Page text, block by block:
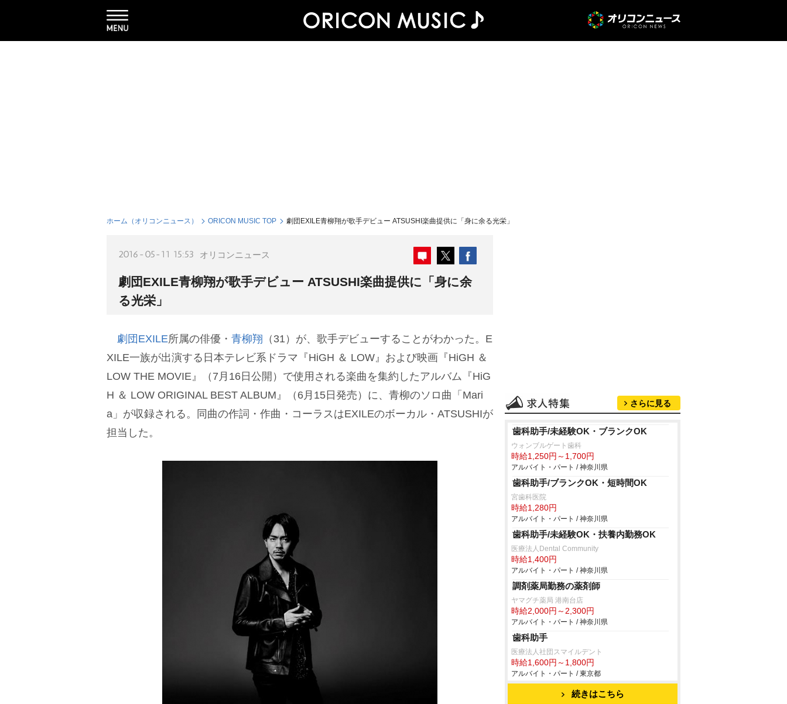
ホーム（オリコンニュース） ORICON MUSIC TOP 劇団EXILE青柳翔が歌手デビュー ATSUSHI楽曲提供に「身に余る光栄」
2016-05-11 15:53 オリコンニュース
劇団EXILE青柳翔が歌手デビュー ATSUSHI楽曲提供に「身に余
る光栄」
劇団EXILE所属の俳優・ 青柳翔 （31）が、歌手デビューすることがわかった。E
XILE一族が出演する日本テレビ系ドラマ『HiGH ＆ LOW』および映画『HiGH ＆
LOW THE MOVIE』（7月16日公開）で使用される楽曲を集約したアルバム『HiG
H ＆ LOW ORIGINAL BEST ALBUM』（6月15日発売）に、青柳のソロ曲「Mari
a」が収録される。同曲の作詞・作曲・コーラスはEXILEのボーカル・ATSUSHIが
担当した。
さらに見る
歯科助手/未経験OK・ブランクOK
ウォンブルゲート歯科
時給1,250円～1,700円
アルバイト・パート / 神奈川県
歯科助手/ブランクOK・短時間OK
宮歯科医院
時給1,280円
アルバイト・パート / 神奈川県
歯科助手/未経験OK・扶養内勤務OK
医療法人Dental Community
時給1,400円
アルバイト・パート / 神奈川県
調剤薬局勤務の薬剤師
ヤマグチ薬局 港南台店
時給2,000円～2,300円
アルバイト・パート / 神奈川県
歯科助手
医療法人社団スマイルデント
時給1,600円～1,800円
アルバイト・パート / 東京都
続きはこちら